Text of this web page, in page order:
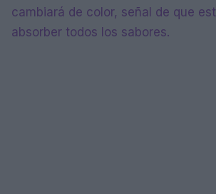
cambiará de color, señal de que
absorber todos los sabores.